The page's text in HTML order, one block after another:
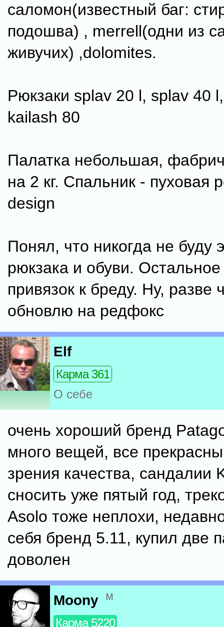
саломон(известный баг:
подошва) , merrell(одни из
живучих) ,dolomites.
Рюкзаки splav 20 l, splav 40
kailash 80
Палатка небольшая,
на 2 кг. Спальник - пуховая
design
Понял, что никогда не буду
рюкзака и обуви.
привязок к бреду. Ну, разве
обновлю на редфокс
Elf
Карма 361
О себе
очень хороший бренд
много вещей, все прекрасны
зрения качества, сандалии
сносить уже пятый год,
Asolo тоже неплохи,
себя бренд 5.11, купил две
доволен
Moony м
Карма 5220